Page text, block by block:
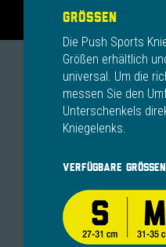
GRÖSSEN
Die Push Sports
Größen erhältlich
universal. Um die
messen Sie den
Unterschenkels
Kniegelenks.
VERFÜGBARE GRÖSSEN